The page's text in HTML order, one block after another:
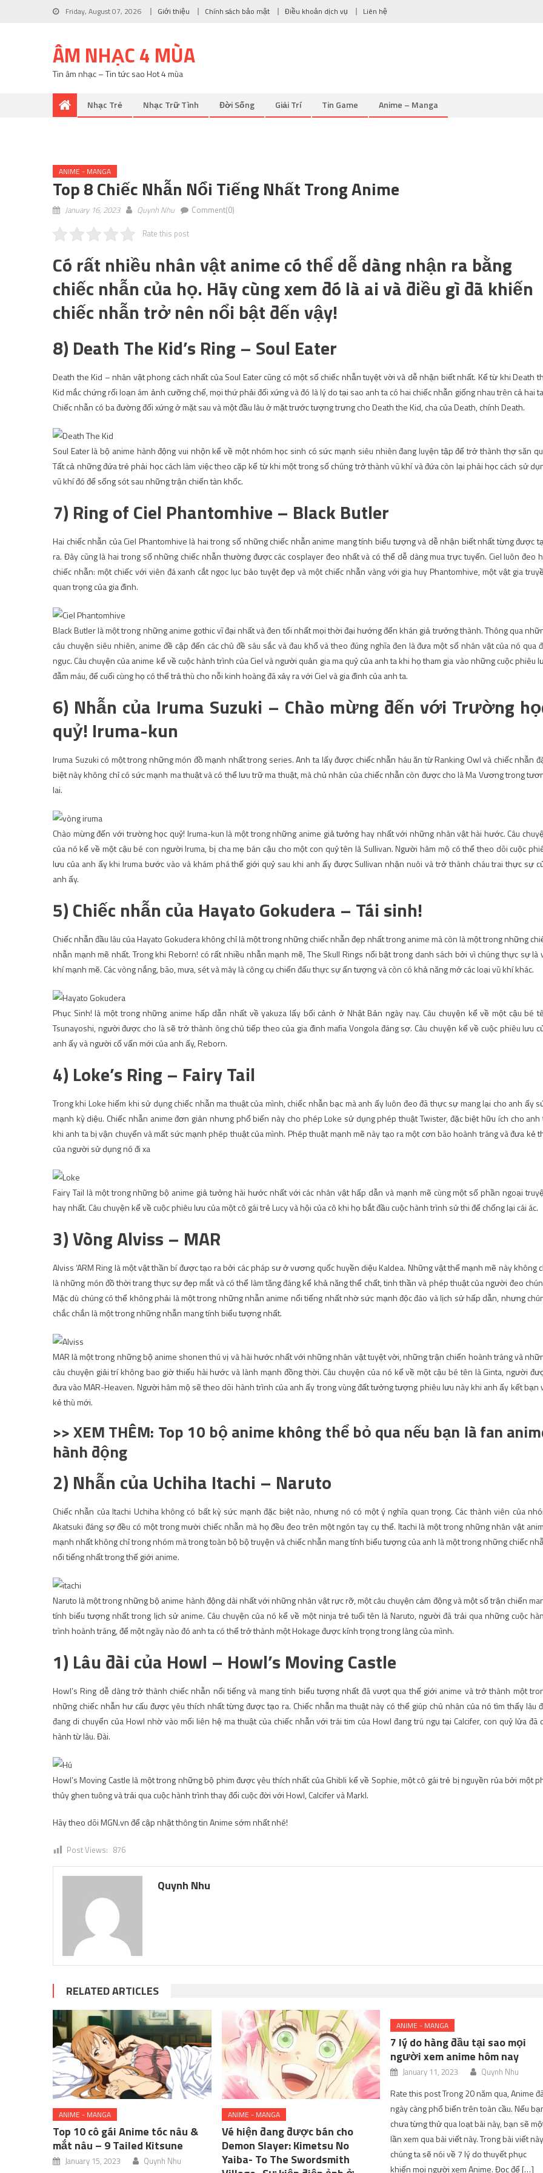
Friday, August 07, 2026 Giới thiệu Chính sách bảo mật Điều khoản dịch vụ Liên hệ
ÂM NHẠC 4 MÙA
Tin âm nhạc – Tin tức sao Hot 4 mùa
Nhạc Trẻ Nhạc Trữ Tình Đời Sống Giải Trí Tin Game Anime – Manga
ANIME - MANGA
Top 8 Chiếc Nhẫn Nổi Tiếng Nhất Trong Anime
January 16, 2023 Quynh Nhu Comment(0)
Rate this post
Có rất nhiều nhân vật anime có thể dễ dàng nhận ra bằng
chiếc nhẫn của họ. Hãy cùng xem đó là ai và điều gì đã khiến
chiếc nhẫn trở nên nổi bật đến vậy!
8) Death The Kid’s Ring – Soul Eater
Death the Kid – nhân vật phong cách nhất của Soul Eater cũng có một số chiếc nhẫn tuyệt vời và dễ nhận biết nhất. Kể từ khi Death
Kid mắc chứng rối loạn ám ảnh cưỡng chế, mọi thứ phải đối xứng và đó là lý do tại sao anh ta có hai chiếc nhẫn giống nhau trên cả hai
Chiếc nhẫn có ba đường đối xứng ở mặt sau và một đầu lâu ở mặt trước tượng trưng cho Death the Kid, cha của Death, chính Death.
Soul Eater là bộ anime hành động vui nhộn kể về một nhóm học sinh có sức mạnh siêu nhiên đang luyện tập để trở thành thợ săn
Tất cả những đứa trẻ phải học cách làm việc theo cặp kể từ khi một trong số chúng trở thành vũ khí và đứa còn lại phải học cách sử
vũ khí đó để sống sót sau những trận chiến tàn khốc.
7) Ring of Ciel Phantomhive – Black Butler
Hai chiếc nhẫn của Ciel Phantomhive là hai trong số những chiếc nhẫn anime mang tính biểu tượng và dễ nhận biết nhất từng được
ra. Đây cũng là hai trong số những chiếc nhẫn thường được các cosplayer đeo nhất và có thể dễ dàng mua trực tuyến. Ciel luôn đeo
chiếc nhẫn: một chiếc với viên đá xanh cắt ngọc lục bảo tuyệt đẹp và một chiếc nhẫn vàng với gia huy Phantomhive, một vật gia
quan trọng của gia đình.
Black Butler là một trong những anime gothic vĩ đại nhất và đen tối nhất mọi thời đại hướng đến khán giả trưởng thành. Thông qua
câu chuyện siêu nhiên, anime đề cập đến các chủ đề sâu sắc và đau khổ và theo đúng nghĩa đen là đưa một số nhân vật của nó qua
ngục. Câu chuyện của anime kể về cuộc hành trình của Ciel và người quản gia ma quỷ của anh ta khi họ tham gia vào những cuộc phiêu
đẫm máu, để cuối cùng họ có thể trả thù cho nỗi kinh hoàng đã xảy ra với Ciel và gia đình của anh ta.
6) Nhẫn của Iruma Suzuki – Chào mừng đến với Trường
quỷ! Iruma-kun
Iruma Suzuki có một trong những món đồ mạnh nhất trong series. Anh ta lấy được chiếc nhẫn háu ăn từ Ranking Owl và chiếc nhẫn
biệt này không chỉ có sức mạnh ma thuật và có thể lưu trữ ma thuật, mà chủ nhân của chiếc nhẫn còn được cho là Ma Vương trong
lai.
Chào mừng đến với trường học quỷ! Iruma-kun là một trong những anime giả tưởng hay nhất với những nhân vật hài hước. Câu
của nó kể về một cậu bé con người Iruma, bị cha mẹ bán cậu cho một con quỷ tên là Sullivan. Người hâm mộ có thể theo dõi cuộc
lưu của anh ấy khi Iruma bước vào và khám phá thế giới quỷ sau khi anh ấy được Sullivan nhận nuôi và trở thành cháu trai thực sự
anh ấy.
5) Chiếc nhẫn của Hayato Gokudera – Tái sinh!
Chiếc nhẫn đầu lâu của Hayato Gokudera không chỉ là một trong những chiếc nhẫn đẹp nhất trong anime mà còn là một trong những
nhẫn mạnh mẽ nhất. Trong khi Reborn! có rất nhiều nhẫn mạnh mẽ, The Skull Rings nổi bật trong danh sách bởi vì chúng thực sự là
khí mạnh mẽ. Các vòng nắng, bão, mưa, sét và mây là công cụ chiến đấu thực sự ấn tượng và còn có khả năng mở các loại vũ khí khác.
Phục Sinh! là một trong những anime hấp dẫn nhất về yakuza lấy bối cảnh ở Nhật Bản ngày nay. Câu chuyện kể về một cậu bé
Tsunayoshi, người được cho là sẽ trở thành ông chủ tiếp theo của gia đình mafia Vongola đáng sợ. Câu chuyện kể về cuộc phiêu lưu
anh ấy và người cố vấn mới của anh ấy, Reborn.
4) Loke’s Ring – Fairy Tail
Trong khi Loke hiếm khi sử dụng chiếc nhẫn ma thuật của mình, chiếc nhẫn bạc mà anh ấy luôn đeo đã thực sự mang lại cho anh ấy
mạnh kỳ diệu. Chiếc nhẫn anime đơn giản nhưng phổ biến này cho phép Loke sử dụng phép thuật Twister, đặc biệt hữu ích cho anh
khi anh ta bị vận chuyển và mất sức mạnh phép thuật của mình. Phép thuật mạnh mẽ này tạo ra một cơn bão hoành tráng và đưa kẻ
của người sử dụng nó đi xa
Fairy Tail là một trong những bộ anime giả tưởng hài hước nhất với các nhân vật hấp dẫn và mạnh mẽ cùng một số phần ngoại
hay nhất. Câu chuyện kể về cuộc phiêu lưu của một cô gái trẻ Lucy và hội của cô khi họ bắt đầu cuộc hành trình sử thi để chống lại cái ác.
3) Vòng Alviss – MAR
Alviss ‘ARM Ring là một vật thần bí được tạo ra bởi các pháp sư ở vương quốc huyền diệu Kaldea. Những vật thể mạnh mẽ này không
là những món đồ thời trang thực sự đẹp mắt và có thể làm tăng đáng kể khả năng thể chất, tinh thần và phép thuật của người đeo
Mặc dù chúng có thể không phải là một trong những nhẫn anime nổi tiếng nhất nhờ sức mạnh độc đáo và lịch sử hấp dẫn, nhưng
chắc chắn là một trong những nhẫn mang tính biểu tượng nhất.
MAR là một trong những bộ anime shonen thú vị và hài hước nhất với những nhân vật tuyệt vời, những trận chiến hoành tráng và
câu chuyện giải trí không bao giờ thiếu hài hước và lành mạnh đồng thời. Câu chuyện của nó kể về một cậu bé tên là Ginta, người
đưa vào MAR-Heaven. Người hâm mộ sẽ theo dõi hành trình của anh ấy trong vùng đất tưởng tượng phiêu lưu này khi anh ấy kết bạn
kẻ thù mới.
>> XEM THÊM: Top 10 bộ anime không thể bỏ qua nếu bạn là fan
hành động
2) Nhẫn của Uchiha Itachi – Naruto
Chiếc nhẫn của Itachi Uchiha không có bất kỳ sức mạnh đặc biệt nào, nhưng nó có một ý nghĩa quan trọng. Các thành viên của
Akatsuki đáng sợ đều có một trong mười chiếc nhẫn mà họ đều đeo trên một ngón tay cụ thể. Itachi là một trong những nhân vật
mạnh nhất không chỉ trong nhóm mà trong toàn bộ bộ truyện và chiếc nhẫn mang tính biểu tượng của anh là một trong những chiếc
nổi tiếng nhất trong thế giới anime.
Naruto là một trong những bộ anime hành động dài nhất với những nhân vật rực rỡ, một câu chuyện cảm động và một số trận chiến
tính biểu tượng nhất trong lịch sử anime. Câu chuyện của nó kể về một ninja trẻ tuổi tên là Naruto, người đã trải qua những cuộc
trình hoành tráng, để một ngày nào đó anh ta có thể trở thành một Hokage được kính trọng trong làng của mình.
1) Lâu đài của Howl – Howl’s Moving Castle
Howl’s Ring dễ dàng trở thành chiếc nhẫn nổi tiếng và mang tính biểu tượng nhất đã vượt qua thế giới anime và trở thành một
những chiếc nhẫn hư cấu được yêu thích nhất từng được tạo ra. Chiếc nhẫn ma thuật này có thể giúp chủ nhân của nó tìm thấy lâu
đang di chuyển của Howl nhờ vào mối liên hệ ma thuật của chiếc nhẫn với trái tim của Howl đang trú ngụ tại Calcifer, con quỷ lửa đã
hành từ lâu. Đài.
Howl’s Moving Castle là một trong những bộ phim được yêu thích nhất của Ghibli kể về Sophie, một cô gái trẻ bị nguyền rủa bởi một
thủy ghen tuông và trải qua cuộc hành trình thay đổi cuộc đời với Howl, Calcifer và Markl.
Hãy theo dõi MGN.vn để cập nhật thông tin Anime sớm nhất nhé!
Post Views: 876
Quynh Nhu
RELATED ARTICLES
ANIME - MANGA
Top 10 cô gái Anime tóc nâu &
mắt nâu – 9 Tailed Kitsune
January 15, 2023 Quynh Nhu
ANIME - MANGA
Vé hiện đang được bán cho
Demon Slayer: Kimetsu No
Yaiba- To The Swordsmith
ANIME - MANGA
7 lý do hàng đầu tại sao mọi
người xem anime hôm nay
January 11, 2023 Quynh Nhu
Rate this post Trong 20 năm qua, Anime
ngày càng phổ biến trên toàn cầu. Nếu
chưa từng thử qua loạt bài này, bạn sẽ
lần xem qua bài viết này. Trong bài viết
chúng ta sẽ nói về 7 lý do thuyết phục
khiến mọi người xem Anime. Đọc để […]